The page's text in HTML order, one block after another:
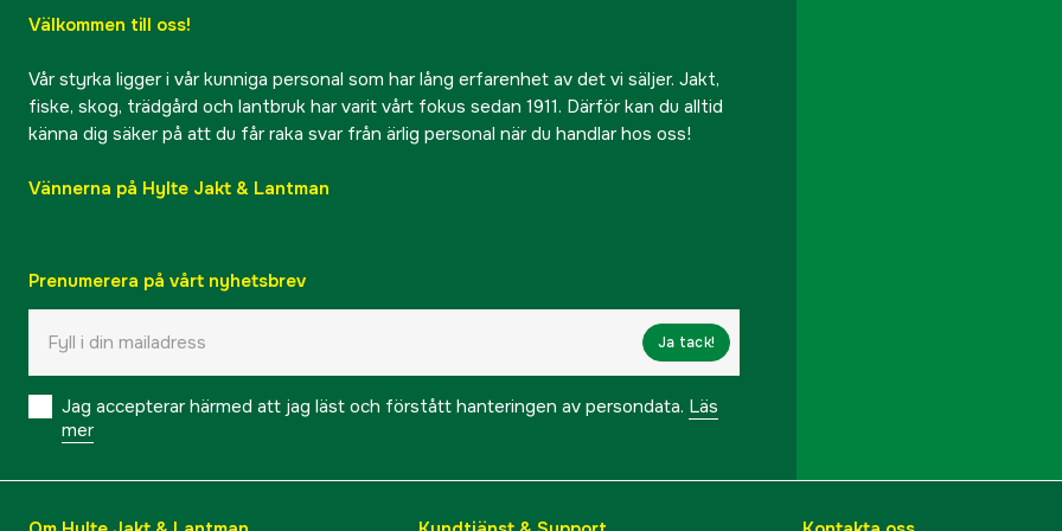
Välkommen till oss!
Vår styrka ligger i vår kunniga personal som har lång erfarenhet av det vi säljer. Jakt,
fiske, skog, trädgård och lantbruk har varit vårt fokus sedan 1911. Därför kan du alltid
känna dig säker på att du får raka svar från ärlig personal när du handlar hos oss!
Vännerna på Hylte Jakt & Lantman
Prenumerera på vårt nyhetsbrev
Ja tack!
Jag accepterar härmed att jag läst och förstått hanteringen av persondata. Läs
mer